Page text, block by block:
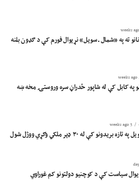
ته په «شمال ـ سویل» نړیوال فورم کې د ګډون بلنه
4
په کابل کې له شاپور ځدراڼ سره وروستۍ مخه ښه
3 weeks ago
بریدونو کې له ۳۰ ډېر ملکي وګړي ووژل شول
سیاست کې د کوچنیو دولتونو کم غوراوي